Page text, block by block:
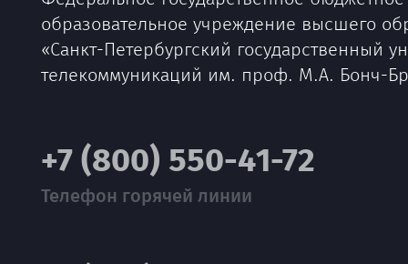
образовательное учреждение высшего
«Санкт-Петербургский государственный
телекоммуникаций им. проф. М.А. Бонч-
+7 (800) 550-41-72
Телефон горячей линии